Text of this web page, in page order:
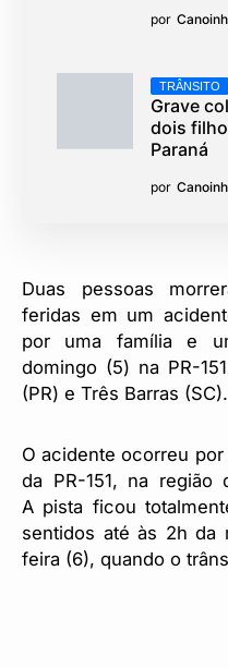
por
TRÂNSITO
Grave
dois
Paraná
por
Duas pessoas
feridas em um
por uma família e
domingo (5) na PR-
(PR) e Três Barras (SC).
O acidente ocorreu
da PR-151, na região
A pista ficou
sentidos até às 2h da
feira (6), quando o